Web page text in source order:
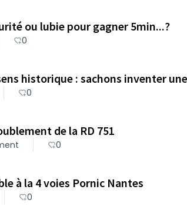
ou lubie pour gagner 5min...?
0
historique : sachons inventer
0
de la RD 751
0
à la 4 voies Pornic Nantes
0